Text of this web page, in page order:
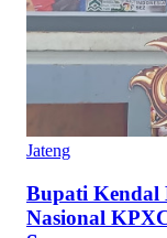
Jateng
Bupati Kendal
Nasional